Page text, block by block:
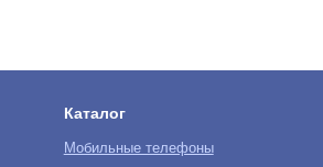
Каталог
Мобильные телефоны